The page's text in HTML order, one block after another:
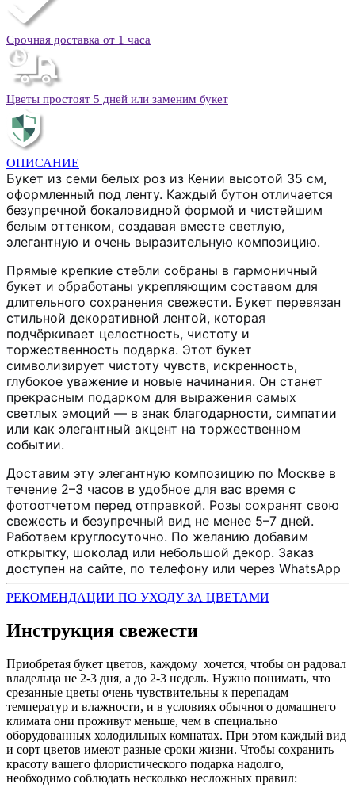
Срочная доставка от 1 часа
Цветы простоят 5 дней или заменим букет
ОПИСАНИЕ
Букет из семи белых роз из Кении высотой 35 см,
оформленный под ленту. Каждый бутон отличается
безупречной бокаловидной формой и чистейшим
белым оттенком, создавая вместе светлую,
элегантную и очень выразительную композицию.
Прямые крепкие стебли собраны в гармоничный
букет и обработаны укрепляющим составом для
длительного сохранения свежести. Букет перевязан
стильной декоративной лентой, которая
подчёркивает целостность, чистоту и
торжественность подарка. Этот букет
символизирует чистоту чувств, искренность,
глубокое уважение и новые начинания. Он станет
прекрасным подарком для выражения самых
светлых эмоций — в знак благодарности, симпатии
или как элегантный акцент на торжественном
событии.
Доставим эту элегантную композицию по Москве в
течение 2–3 часов в удобное для вас время с
фотоотчетом перед отправкой. Розы сохранят свою
свежесть и безупречный вид не менее 5–7 дней.
Работаем круглосуточно. По желанию добавим
открытку, шоколад или небольшой декор. Заказ
доступен на сайте, по телефону или через WhatsApp
РЕКОМЕНДАЦИИ ПО УХОДУ ЗА ЦВЕТАМИ
Инструкция свежести
Приобретая букет цветов, каждому хочется, чтобы он радовал
владельца не 2-3 дня, а до 2-3 недель. Нужно понимать, что
срезанные цветы очень чувствительны к перепадам
температур и влажности, и в условиях обычного домашнего
климата они проживут меньше, чем в специально
оборудованных холодильных комнатах. При этом каждый вид
и сорт цветов имеют разные сроки жизни. Чтобы сохранить
красоту вашего флористического подарка надолго,
необходимо соблюдать несколько несложных правил: